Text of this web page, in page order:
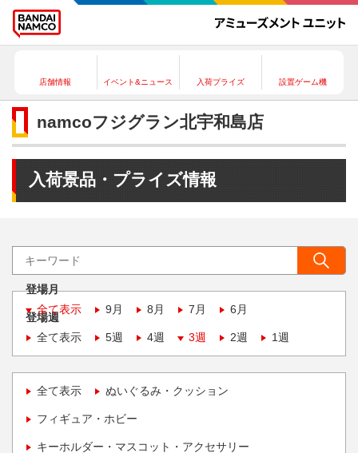
店舗情報 イベント&ニュース 入荷プライズ 設置ゲーム機
namcoフジグラン北宇和島店
入荷景品・プライズ情報
登場月
全て表示
9月 8月 7月 6月
登場週
全て表示
5週 4週 3週 2週 1週
全て表示 ぬいぐるみ・クッション
フィギュア・ホビー
キーホルダー・マスコット・アクセサリー